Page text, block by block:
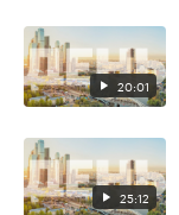
20:01
25:12